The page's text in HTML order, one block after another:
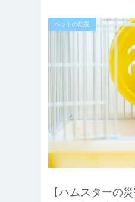
ペットの防災
【ハムスターの